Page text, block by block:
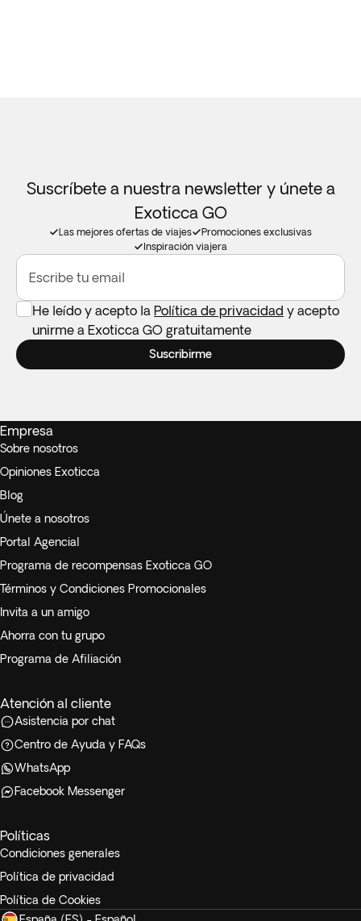
Suscríbete a nuestra newsletter y únete a
Exoticca GO
Las mejores ofertas de viajes
Promociones exclusivas
Inspiración viajera
Escribe tu email
He leído y acepto la Política de privacidad y acepto
unirme a Exoticca GO gratuitamente
Suscribirme
Empresa
Sobre nosotros
Opiniones Exoticca
Blog
Únete a nosotros
Portal Agencial
Programa de recompensas Exoticca GO
Términos y Condiciones Promocionales
Invita a un amigo
Ahorra con tu grupo
Programa de Afiliación
Atención al cliente
Asistencia por chat
Centro de Ayuda y FAQs
WhatsApp
Facebook Messenger
Políticas
Condiciones generales
Política de privacidad
Política de Cookies